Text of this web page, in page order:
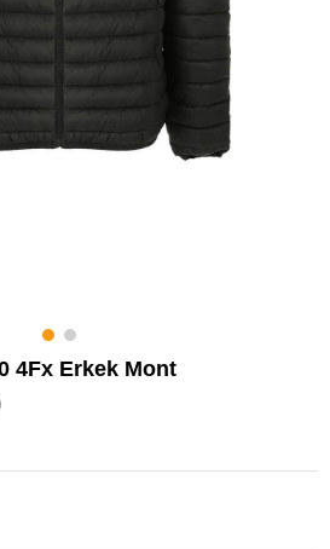
4Fx Erkek Mont